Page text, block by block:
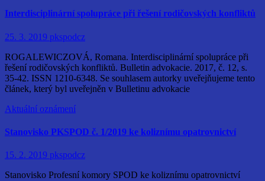
Interdisciplinární spolupráce při řešení rodičovských konfliktů
25. 3. 2019 pkspodcz
ROGALEWICZOVÁ, Romana. Interdisciplinární spolupráce při
řešení rodičovských konfliktů. Bulletin advokacie. 2017, č. 12, s.
35-42. ISSN 1210-6348. Se souhlasem autorky uveřejňujeme tento
článek, který byl uveřejněn v Bulletinu advokacie
Aktuální oznámení
Stanovisko PKSPOD č. 1/2019 ke koliznímu opatrovnictví
15. 2. 2019 pkspodcz
Stanovisko Profesní komory SPOD ke koliznímu opatrovnictví